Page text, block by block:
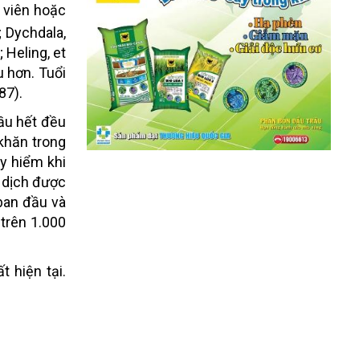
hoặc
Heling, et
hơn. Tuổi
hết đều
trong
hiểm khi
dịch được
đầu và
1.000
hiện tại.